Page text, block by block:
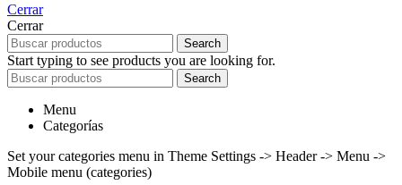
Cerrar
Cerrar
Search
Start typing to see products you are looking for.
Search
Menu
Categorías
Set your categories menu in Theme Settings -> Header -> Menu ->
Mobile menu (categories)